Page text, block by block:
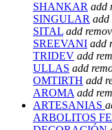
SHANKAR add
SINGULAR add
SITAL add
SREEVANI add
TRIDEV add
ULLAS add
OMTIRTH add
AROMA add
ARTESANIAS
ARBOLITOS